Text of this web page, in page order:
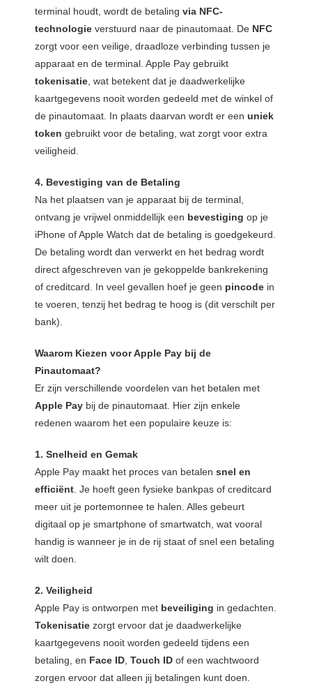
terminal houdt, wordt de betaling via NFC-
technologie verstuurd naar de pinautomaat. De NFC
zorgt voor een veilige, draadloze verbinding tussen je
apparaat en de terminal. Apple Pay gebruikt
tokenisatie , wat betekent dat je daadwerkelijke
kaartgegevens nooit worden gedeeld met de winkel of
de pinautomaat. In plaats daarvan wordt er een uniek
token gebruikt voor de betaling, wat zorgt voor extra
veiligheid.
4. Bevestiging van de Betaling
Na het plaatsen van je apparaat bij de terminal,
ontvang je vrijwel onmiddellijk een bevestiging op je
iPhone of Apple Watch dat de betaling is goedgekeurd.
De betaling wordt dan verwerkt en het bedrag wordt
direct afgeschreven van je gekoppelde bankrekening
of creditcard. In veel gevallen hoef je geen pincode in
te voeren, tenzij het bedrag te hoog is (dit verschilt per
bank).
Waarom Kiezen voor Apple Pay bij de
Pinautomaat?
Er zijn verschillende voordelen van het betalen met
Apple Pay bij de pinautomaat. Hier zijn enkele
redenen waarom het een populaire keuze is:
1. Snelheid en Gemak
Apple Pay maakt het proces van betalen snel en
efficiënt . Je hoeft geen fysieke bankpas of creditcard
meer uit je portemonnee te halen. Alles gebeurt
digitaal op je smartphone of smartwatch, wat vooral
handig is wanneer je in de rij staat of snel een betaling
wilt doen.
2. Veiligheid
Apple Pay is ontworpen met beveiliging in gedachten.
Tokenisatie zorgt ervoor dat je daadwerkelijke
kaartgegevens nooit worden gedeeld tijdens een
betaling, en Face ID Touch ID of een wachtwoord
zorgen ervoor dat alleen jij betalingen kunt doen.